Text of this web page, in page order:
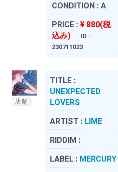
CONDITION : A
PRICE : ¥ 880(税
込み)
ID :
230711023
店舗
TITLE :
UNEXPECTED
LOVERS
ARTIST : LIME
RIDDIM :
LABEL : MERCURY